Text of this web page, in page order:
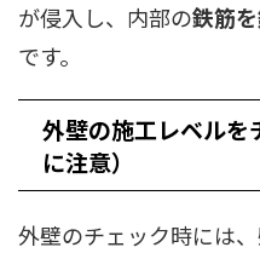
が侵入し、内部の鉄筋
です。
外壁の施工レベルを
に注意）
外壁のチェック時には